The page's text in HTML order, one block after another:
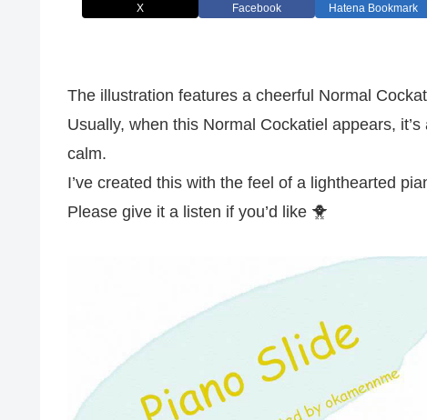
X Facebook Hatena Bookmark
The illustration features a cheerful Normal
Usually, when this Normal Cockatiel appears,
calm.
I’ve created this with the feel of a lighthearted
Please give it a listen if you’d like 🐥